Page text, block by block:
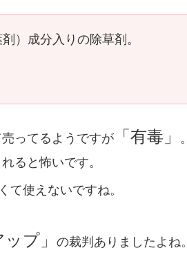
）成分入りの除草剤。
ってるようですが 「有毒」
。
ると怖いです。
使えないですね。
プ」 の裁判ありましたよね。